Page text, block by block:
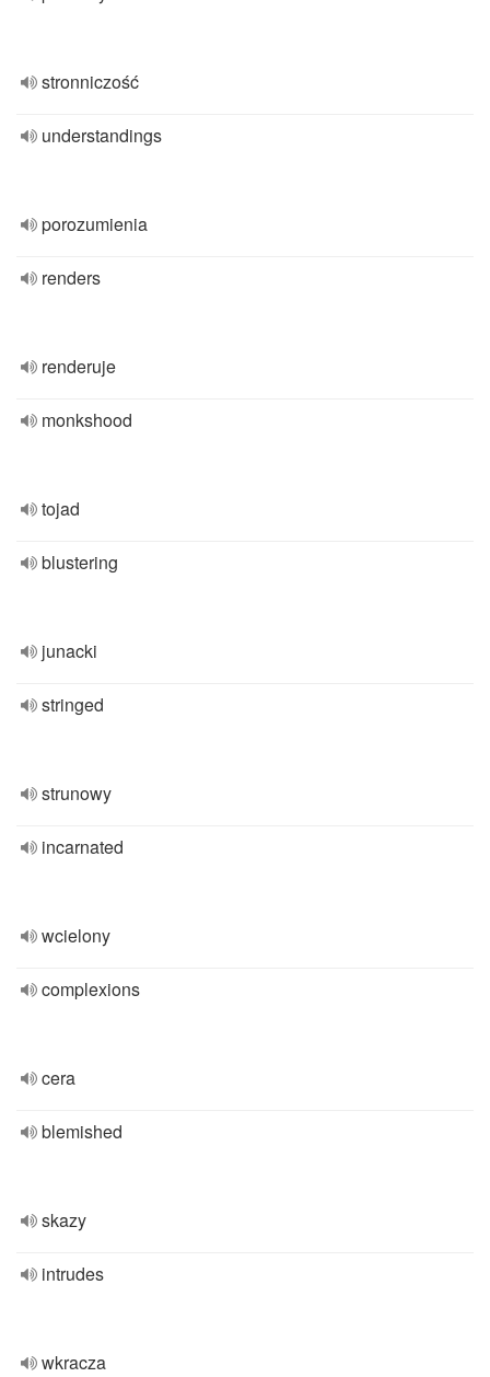
stronniczość
understandings
porozumienia
renders
renderuje
monkshood
tojad
blustering
junacki
stringed
strunowy
incarnated
wcielony
complexions
cera
blemished
skazy
intrudes
wkracza